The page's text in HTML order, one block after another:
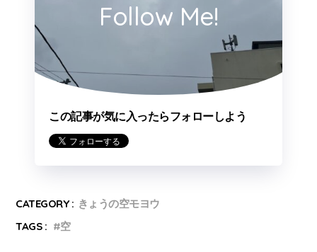
Follow Me!
この記事が気に入ったらフォローしよう
CATEGORY : きょうの空モヨウ
TAGS :
空